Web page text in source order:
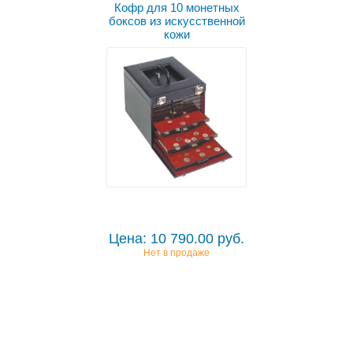
Кофр для 10 монетных
боксов из искусственной
кожи
Цена: 10 790.00 руб.
Нет в продаже